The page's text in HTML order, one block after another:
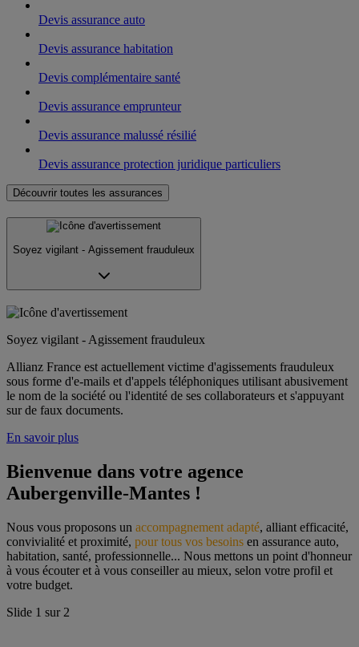
Devis assurance auto
Devis assurance habitation
Devis complémentaire santé
Devis assurance emprunteur
Devis assurance malussé résilié
Devis assurance protection juridique particuliers
Découvrir toutes les assurances
Soyez vigilant - Agissement frauduleux
Soyez vigilant - Agissement frauduleux
Allianz France est actuellement victime d'agissements frauduleux
sous forme d'e-mails et d'appels téléphoniques utilisant abusivement
le nom de la société ou l'identité de ses collaborateurs et s'appuyant
sur de faux documents.
En savoir plus
Bienvenue dans votre agence
Aubergenville-Mantes !
Nous vous proposons un accompagnement adapté, alliant efficacité,
convivialité et proximité, pour tous vos besoins en assurance auto,
habitation, santé, professionnelle... Nous mettons un point d'honneur
à vous écouter et à vous conseiller au mieux, selon votre profil et
votre budget.
Slide 1 sur 2